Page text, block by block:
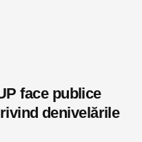
face publice
denivelările